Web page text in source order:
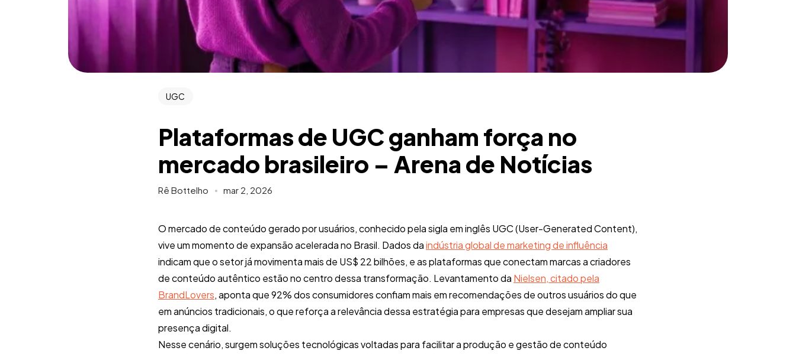
UGC
Plataformas de UGC ganham força no
mercado brasileiro – Arena de Notícias
Rê Bottelho mar 2, 2026
O mercado de conteúdo gerado por usuários, conhecido pela sigla em inglês UGC (User-Generated Content),
vive um momento de expansão acelerada no Brasil. Dados daindústria global de marketing de influência
indicam que o setor já movimenta mais de US$ 22 bilhões, e as plataformas que conectam marcas a criadores
de conteúdo autêntico estão no centro dessa transformação. Levantamento da Nielsen, citado pela
BrandLovers, aponta que 92% dos consumidores confiam mais em recomendações de outros usuários do que
em anúncios tradicionais, o que reforça a relevância dessa estratégia para empresas que desejam ampliar sua
presença digital.
Nesse cenário, surgem soluções tecnológicas voltadas para facilitar a produção e gestão de conteúdo